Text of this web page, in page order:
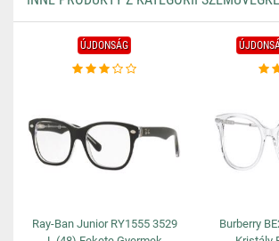
ÚJDONSÁG
Ray-Ban Junior RY1555 3529
Burberry